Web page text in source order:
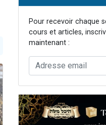
Pour recevoir chaque
cours et articles,
maintenant :